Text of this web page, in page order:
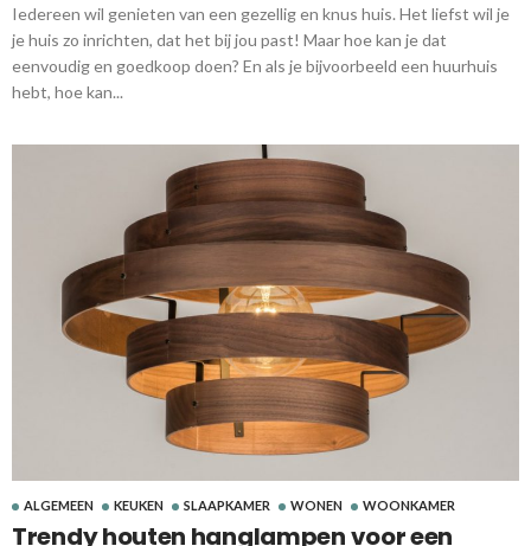
Iedereen wil genieten van een gezellig en knus huis. Het liefst wil je
je huis zo inrichten, dat het bij jou past! Maar hoe kan je dat
eenvoudig en goedkoop doen? En als je bijvoorbeeld een huurhuis
hebt, hoe kan...
ALGEMEEN KEUKEN SLAAPKAMER WONEN WOONKAMER
Trendy houten hanglampen voor een